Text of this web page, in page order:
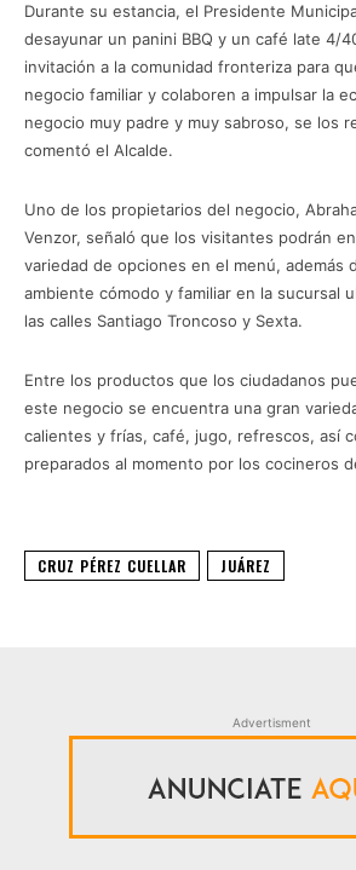
Durante su estancia, el Presidente
desayunar un panini BBQ y un café late 4/
invitación a la comunidad fronteriza para
negocio familiar y colaboren a impulsar la
negocio muy padre y muy sabroso, se los
comentó el Alcalde.
Uno de los propietarios del negocio,
Venzor, señaló que los visitantes podrán
variedad de opciones en el menú, además
ambiente cómodo y familiar en la sucursal
las calles Santiago Troncoso y Sexta.
Entre los productos que los ciudadanos
este negocio se encuentra una gran
calientes y frías, café, jugo, refrescos, así
preparados al momento por los cocineros
CRUZ PÉREZ CUELLAR JUÁREZ
Advertisment